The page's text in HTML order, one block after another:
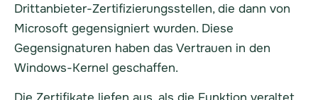
Drittanbieter-Zertifizierungsstellen, die dann von
Microsoft gegensigniert wurden. Diese
Gegensignaturen haben das Vertrauen in den
Windows-Kernel geschaffen.